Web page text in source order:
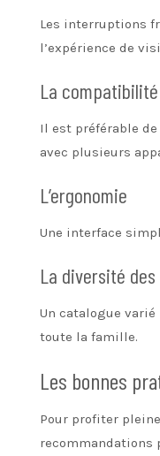
Les interruptions
l’expérience de
La compatibilité
Il est préférable
avec plusieurs
L’ergonomie
Une interface
La diversité
Un catalogue
toute la famille.
Les bonnes
Pour profiter
recommandations